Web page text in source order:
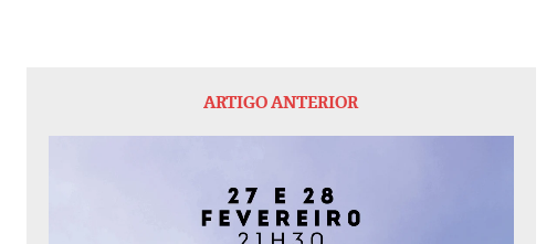
ARTIGO ANTERIOR